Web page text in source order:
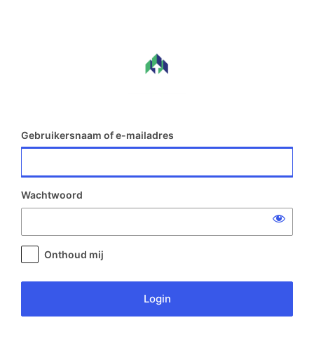
Gebruikersnaam of e-mailadres
Wachtwoord
Onthoud mij